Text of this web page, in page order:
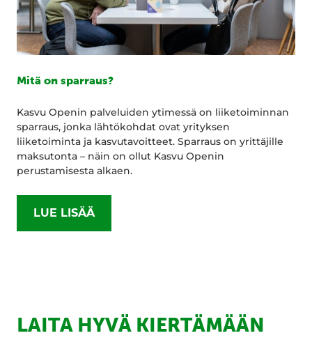
Mitä on sparraus?
Kasvu Openin palveluiden ytimessä on liiketoiminnan
sparraus, jonka lähtökohdat ovat yrityksen
liiketoiminta ja kasvutavoitteet. Sparraus on yrittäjille
maksutonta – näin on ollut Kasvu Openin
perustamisesta alkaen.
LUE LISÄÄ
LAITA HYVÄ KIERTÄMÄÄN